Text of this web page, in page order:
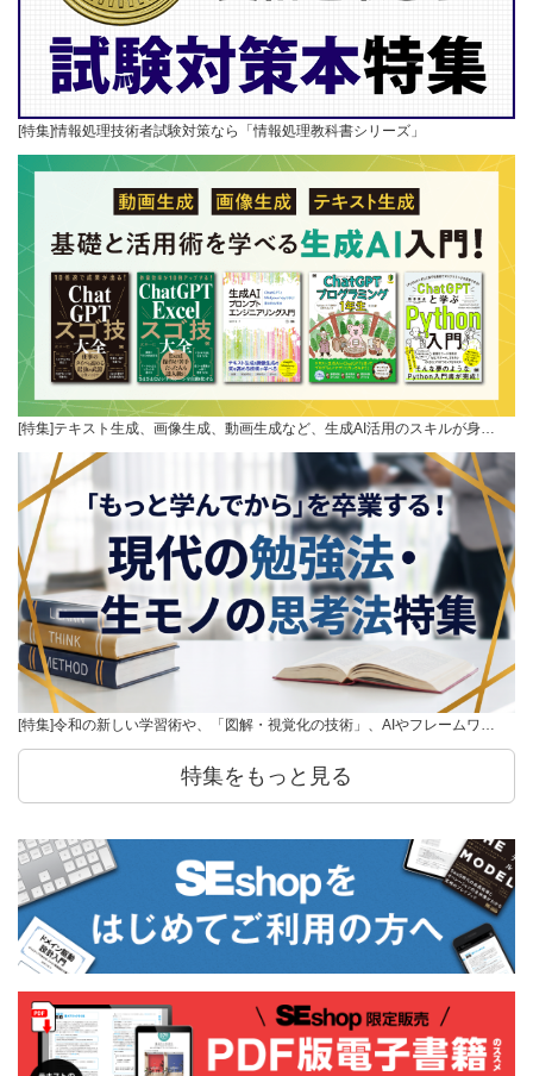
[特集]情報処理技術者試験対策なら「情報処理教科書シリーズ」
[特集]テキスト生成、画像生成、動画生成など、生成AI活用のスキルが身…
[特集]令和の新しい学習術や、「図解・視覚化の技術」、AIやフレームワ…
特集をもっと見る